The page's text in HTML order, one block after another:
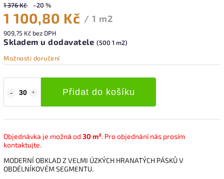
1 376 Kč –20 %
1 100,80 Kč / 1 m2
909,75 Kč bez DPH
Skladem u dodavatele (500 1 m2)
Možnosti doručení
Přidat do košíku
Objednávka je možná od 30 m². Pro objednání nás prosím
kontaktujte.
MODERNÍ OBKLAD Z VELMI ÚZKÝCH HRANATÝCH PÁSKŮ V
OBDÉLNÍKOVÉM SEGMENTU.